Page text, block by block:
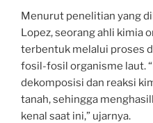
Menurut penelitian yang
Lopez, seorang ahli kimia
terbentuk melalui proses
fosil-fosil organisme laut.
dekomposisi dan reaksi
tanah, sehingga
kenal saat ini,” ujarnya.